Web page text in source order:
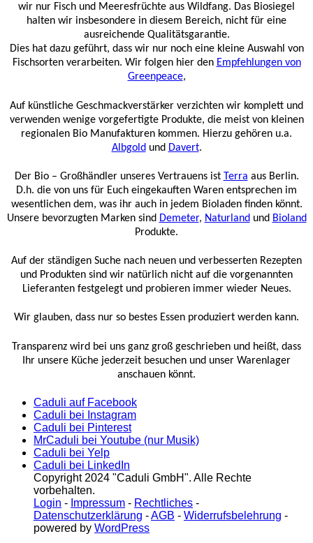
wir nur Fisch und Meeresfrüchte aus Wildfang. Das Biosiegel
halten wir insbesondere in diesem Bereich, nicht für eine
ausreichende Qualitätsgarantie.
Dies hat dazu geführt, dass wir nur noch eine kleine Auswahl von
Fischsorten verarbeiten. Wir folgen hier den Empfehlungen von
Greenpeace,
Auf künstliche Geschmackverstärker verzichten wir komplett und
verwenden wenige vorgefertigte Produkte, die meist von kleinen
regionalen Bio Manufakturen kommen. Hierzu gehören u.a.
Albgold und Davert.
Der Bio – Großhändler unseres Vertrauens ist Terra aus Berlin.
D.h. die von uns für Euch eingekauften Waren entsprechen im
wesentlichen dem, was ihr auch in jedem Bioladen finden könnt.
Unsere bevorzugten Marken sind Demeter, Naturland und Bioland
Produkte.
Auf der ständigen Suche nach neuen und verbesserten Rezepten
und Produkten sind wir natürlich nicht auf die vorgenannten
Lieferanten festgelegt und probieren immer wieder Neues.
Wir glauben, dass nur so bestes Essen produziert werden kann.
Transparenz wird bei uns ganz groß geschrieben und heißt, dass
Ihr unsere Küche jederzeit besuchen und unser Warenlager
anschauen könnt.
Caduli auf Facebook
Caduli bei Instagram
Caduli bei Pinterest
MrCaduli bei Youtube (nur Musik)
Caduli bei Yelp
Caduli bei LinkedIn
Copyright 2024 "Caduli GmbH". Alle Rechte
vorbehalten.
Login - Impressum - Rechtliches -
Datenschutzerklärung -AGB - Widerrufsbelehrung -
powered by WordPress